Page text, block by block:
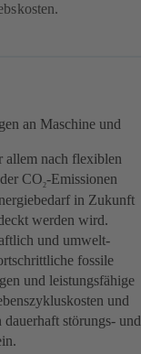
an Maschine und
allem nach flexiblen
CO2-Emissionen
in Zukunft
werden wird.
und umwelt­
fossile
und leistungsfähige
und
störungs- und